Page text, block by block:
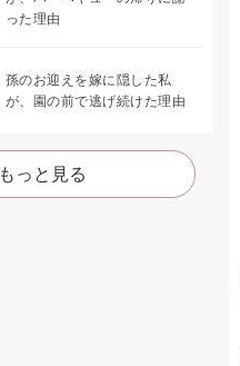
った理由
孫のお迎えを嫁に隠した私
が、園の前で逃げ続けた理由
もっと見る